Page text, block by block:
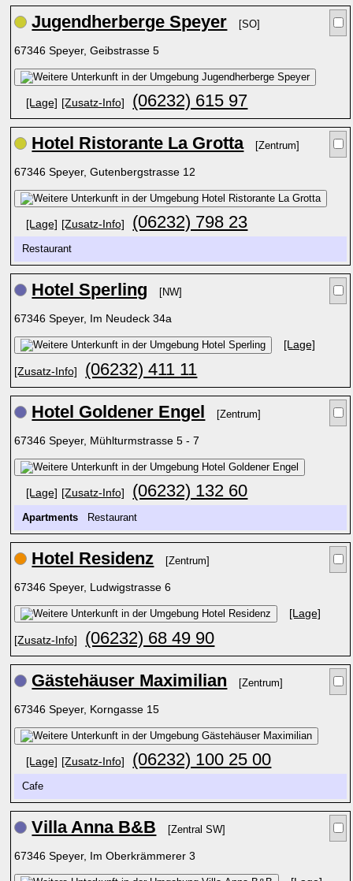
Jugendherberge Speyer [SO]
67346 Speyer, Geibstrasse 5
[Lage] [Zusatz-Info] (06232) 615 97
Hotel Ristorante La Grotta [Zentrum]
67346 Speyer, Gutenbergstrasse 12
[Lage] [Zusatz-Info] (06232) 798 23
Restaurant
Hotel Sperling [NW]
67346 Speyer, Im Neudeck 34a
[Lage]
[Zusatz-Info] (06232) 411 11
Hotel Goldener Engel [Zentrum]
67346 Speyer, Mühlturmstrasse 5 - 7
[Lage] [Zusatz-Info] (06232) 132 60
Apartments Restaurant
Hotel Residenz [Zentrum]
67346 Speyer, Ludwigstrasse 6
[Lage]
[Zusatz-Info] (06232) 68 49 90
Gästehäuser Maximilian [Zentrum]
67346 Speyer, Korngasse 15
[Lage] [Zusatz-Info] (06232) 100 25 00
Cafe
Villa Anna B&B [Zentral SW]
67346 Speyer, Im Oberkrämmerer 3